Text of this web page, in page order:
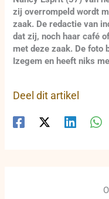
zij overrompeld wordt
zaak. De redactie van
dat zij, noch haar café
met deze zaak. De foto
Izegem en heeft niks
Deel dit artikel